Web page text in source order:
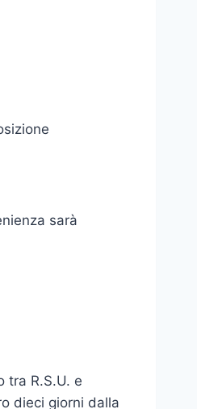
sarà
tra R.S.U. e
dieci giorni dalla